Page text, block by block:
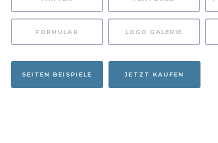
FORMULAR LOGO GALERIE
SEITEN BEISPIELE JETZT KAUFEN